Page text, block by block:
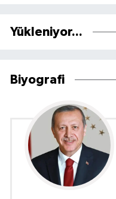
Yükleniyor...
Biyografi